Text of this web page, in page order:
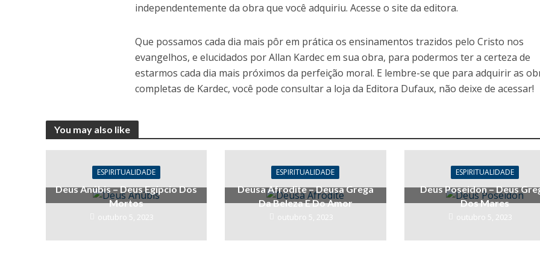
independentemente da obra que você adquiriu. Acesse o site da editora.
Que possamos cada dia mais pôr em prática os ensinamentos trazidos pelo Cristo nos
evangelhos, e elucidados por Allan Kardec em sua obra, para podermos ter a certeza de
estarmos cada dia mais próximos da perfeição moral. E lembre-se que para adquirir as
completas de Kardec, você pode consultar a loja da Editora Dufaux, não deixe de acessar!
You may also like
ESPIRITUALIDADE
Deus Anúbis – Deus Egípcio Dos
Mortos
outubro 5, 2023
ESPIRITUALIDADE
Deusa Afrodite – Deusa Grega
Da Beleza E Do Amor
outubro 5, 2023
ESPIRITUALIDADE
Deus Poseidon – Deus
Dos Mares
outubro 5, 2023